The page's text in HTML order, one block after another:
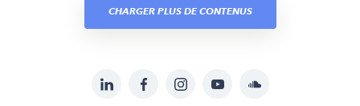
CHARGER PLUS DE CONTENUS
LinkedInFacebookInstagramYouTubeSoundcloud